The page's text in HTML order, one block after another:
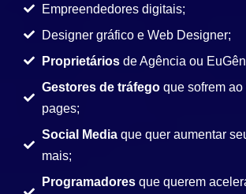
Empreendedores digitais;
Designer gráfico e Web Designer;
Proprietários de Agência ou
Gestores de tráfegoque sofrem ao
pages;
Social Media que quer aumentar
mais;
Programadores que querem